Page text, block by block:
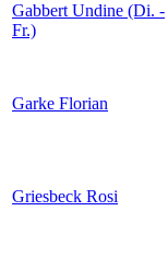
Gabbert Undine (Di. -
Fr.)
Garke Florian
Griesbeck Rosi